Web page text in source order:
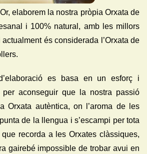
elaborem la nostra pròpia Orxata de
i 100% natural, amb les millors
és considerada l’Orxata de
es basa en un esforç i
per aconseguir que la nostra passió
Orxata autèntica, on l’aroma de les
de la llengua i s’escampi per tota
recorda a les Orxates clàssiques,
gairebé impossible de trobar avui en